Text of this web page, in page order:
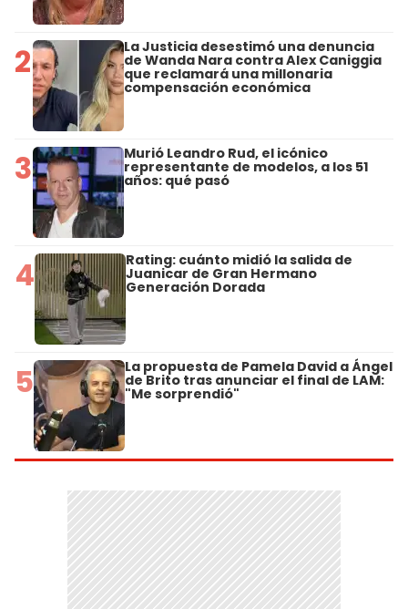
2 La Justicia desestimó una denuncia
de Wanda Nara contra Alex Caniggia
que reclamará una millonaria
compensación económica
3 Murió Leandro Rud, el icónico
representante de modelos, a los 51
años: qué pasó
4 Rating: cuánto midió la salida de
Juanicar de Gran Hermano
Generación Dorada
5 La propuesta de Pamela David a Ángel
de Brito tras anunciar el final de LAM:
"Me sorprendió"